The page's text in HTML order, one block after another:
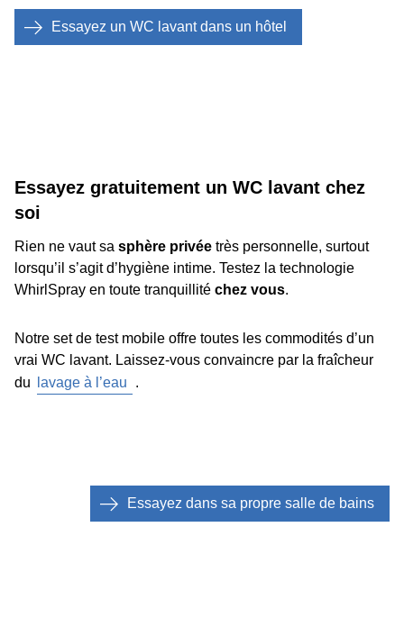
Essayez un WC lavant dans un hôtel
Essayez gratuitement un WC lavant chez
soi
Rien ne vaut sa sphère privée très personnelle, surtout
lorsqu’il s’agit d’hygiène intime. Testez la technologie
WhirlSpray en toute tranquillité chez vous.
Notre set de test mobile offre toutes les commodités d’un
vrai WC lavant. Laissez-vous convaincre par la fraîcheur
du
lavage à l’eau .
Essayez dans sa propre salle de bains